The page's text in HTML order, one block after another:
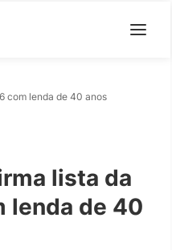
com lenda de 40 anos
lista da
lenda de 40